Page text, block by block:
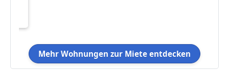
Mehr Wohnungen zur Miete entdecken